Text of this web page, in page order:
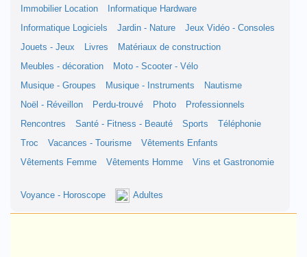
Immobilier Location
Informatique Hardware
Informatique Logiciels
Jardin - Nature
Jeux Vidéo - Consoles
Jouets - Jeux
Livres
Matériaux de construction
Meubles - décoration
Moto - Scooter - Vélo
Musique - Groupes
Musique - Instruments
Nautisme
Noël - Réveillon
Perdu-trouvé Photo
Professionnels
Rencontres
Santé - Fitness - Beauté Sports
Téléphonie
Troc
Vacances - Tourisme
Vêtements Enfants
Vêtements Femme
Vêtements Homme Vins et Gastronomie
Voyance - Horoscope Adultes